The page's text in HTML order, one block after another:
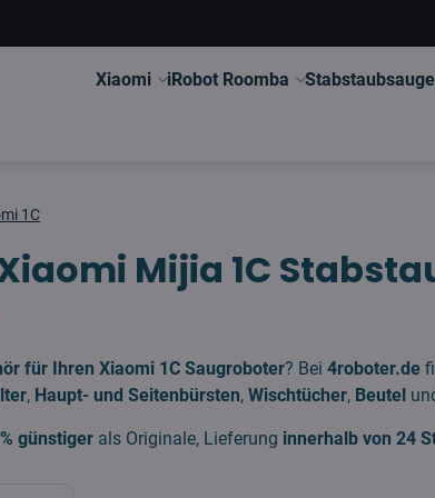
Xiaomi iRobot Roomba
1C
Mijia 1C
für Ihren Xiaomi 1C Saugroboter? Bei4roboter.de
, Haupt- und Seitenbürsten,Wischtücher, Beutel
günstiger als Originale, Lieferung innerhalb von 24